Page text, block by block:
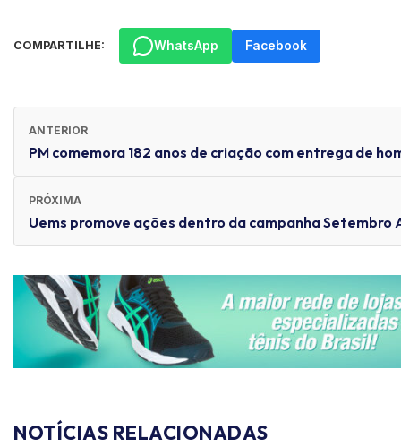
COMPARTILHE: WhatsApp Facebook
ANTERIOR
PM comemora 182 anos de criação com entrega de
PRÓXIMA
Uems promove ações dentro da campanha Setembro
NOTÍCIAS RELACIONADAS